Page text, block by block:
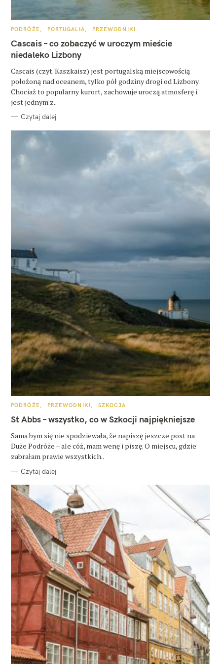
K
T
E
G
O
I
PODRÓŻE PORTUGALIA PRZEWODNIKI
Cascais – co zobaczyć w uroczym mieście
niedaleko Lizbony
Cascais (czyt. Kaszkaisz) jest portugalską miejscowością
położoną nad oceanem, tylko pół godziny drogi od Lizbony.
Chociaż to popularny kurort, zachowuje uroczą atmosferę i
jest jednym z..
Czytaj dalej
K
T
E
O
R
I
PODRÓŻE PRZEWODNIKI SZKOCJA
St Abbs – wszystko, co w Szkocji najpiękniejsze
Sama bym się nie spodziewała, że napiszę jeszcze post na
Duże Podróże – ale cóż, mam wenę i piszę. O miejscu, gdzie
zabrałam prawie wszystkich..
Czytaj dalej
k
j